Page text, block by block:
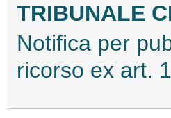
TRIBUNALE
Notifica per
ricorso ex art.